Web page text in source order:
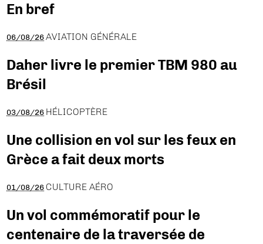
En bref
06/08/26 AVIATION GÉNÉRALE
Daher livre le premier TBM 980 au
Brésil
03/08/26 HÉLICOPTÈRE
Une collision en vol sur les feux en
Grèce a fait deux morts
01/08/26 CULTURE AÉRO
Un vol commémoratif pour le
centenaire de la traversée de